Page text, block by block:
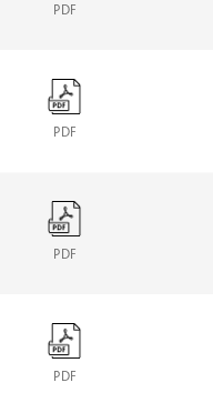
PDF
PDF
PDF
PDF